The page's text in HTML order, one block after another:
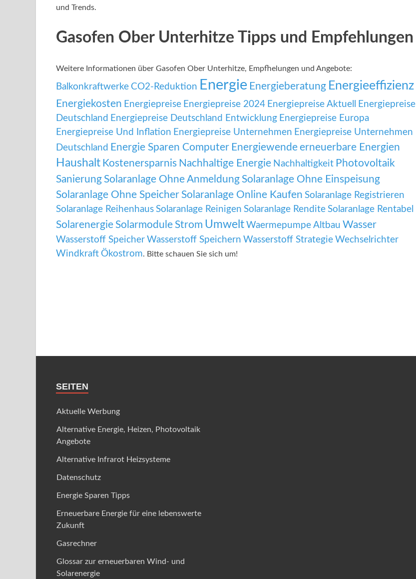
und Trends.
Gasofen Ober Unterhitze Tipps und Empfehlungen
Weitere Informationen über Gasofen Ober Unterhitze, Empfhelungen und Angebote:
Balkonkraftwerke CO2-Reduktion Energie Energieberatung Energieeffizienz
Energiekosten Energiepreise Energiepreise 2024 Energiepreise Aktuell
Energiepreise
Deutschland Energiepreise Deutschland Entwicklung Energiepreise Europa
Energiepreise Und Inflation Energiepreise Unternehmen Energiepreise Unternehmen
Deutschland Energie Sparen Computer Energiewende erneuerbare Energien
Haushalt Kostenersparnis Nachhaltige Energie Nachhaltigkeit Photovoltaik
Sanierung Solaranlage Ohne Anmeldung Solaranlage Ohne Einspeisung
Solaranlage Ohne Speicher Solaranlage Online Kaufen Solaranlage Registrieren
Solaranlage Reihenhaus Solaranlage Reinigen Solaranlage Rendite Solaranlage Rentabel
Solarenergie Solarmodule Strom Umwelt Waermepumpe Altbau Wasser
Wasserstoff Speicher Wasserstoff Speichern Wasserstoff Strategie Wechselrichter
Windkraft Ökostrom. Bitte schauen Sie sich um!
SEITEN
Aktuelle Werbung
Alternative Energie, Heizen, Photovoltaik
Angebote
Alternative Infrarot Heizsysteme
Datenschutz
Energie Sparen Tipps
Erneuerbare Energie für eine lebenswerte
Zukunft
Gasrechner
Glossar zur erneuerbaren Wind- und
Solarenergie